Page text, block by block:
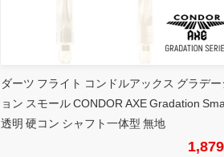
ダーツ フライト コンドルアックス グラデー
ョン スモール CONDOR AXE Gradation
透明 硬コン シャフト一体型 無地